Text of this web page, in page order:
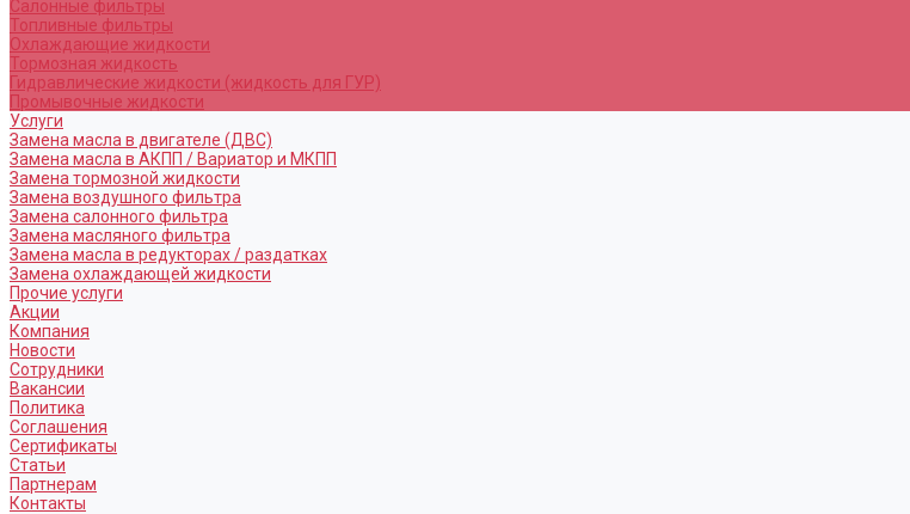
Салонные фильтры
Топливные фильтры
Охлаждающие жидкости
Тормозная жидкость
Гидравлические жидкости (жидкость для ГУР)
Промывочные жидкости
Услуги
Замена масла в двигателе (ДВС)
Замена масла в АКПП / Вариатор и МКПП
Замена тормозной жидкости
Замена воздушного фильтра
Замена салонного фильтра
Замена масляного фильтра
Замена масла в редукторах / раздатках
Замена охлаждающей жидкости
Прочие услуги
Акции
Компания
Новости
Сотрудники
Вакансии
Политика
Соглашения
Сертификаты
Статьи
Партнерам
Контакты